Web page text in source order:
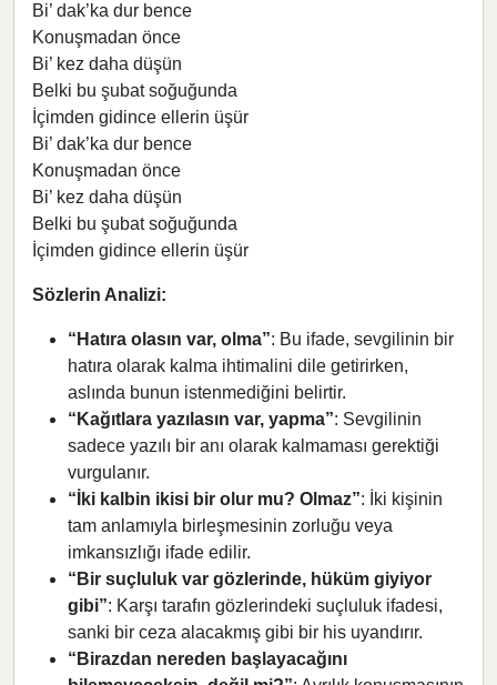
Bi’ dak’ka dur bence
Konuşmadan önce
Bi’ kez daha düşün
Belki bu şubat soğuğunda
İçimden gidince ellerin üşür
Bi’ dak’ka dur bence
Konuşmadan önce
Bi’ kez daha düşün
Belki bu şubat soğuğunda
İçimden gidince ellerin üşür
Sözlerin Analizi:
“Hatıra olasın var, olma”: Bu ifade, sevgilinin bir
hatıra olarak kalma ihtimalini dile getirirken,
aslında bunun istenmediğini belirtir.
“Kağıtlara yazılasın var, yapma”: Sevgilinin
sadece yazılı bir anı olarak kalmaması gerektiği
vurgulanır.
“İki kalbin ikisi bir olur mu? Olmaz”: İki kişinin
tam anlamıyla birleşmesinin zorluğu veya
imkansızlığı ifade edilir.
“Bir suçluluk var gözlerinde, hüküm giyiyor
gibi”: Karşı tarafın gözlerindeki suçluluk ifadesi,
sanki bir ceza alacakmış gibi bir his uyandırır.
“Birazdan nereden başlayacağını